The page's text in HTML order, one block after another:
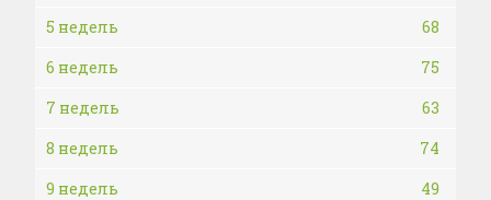
5 недель
68
6 недель
75
7 недель
63
8 недель
74
9 недель
49